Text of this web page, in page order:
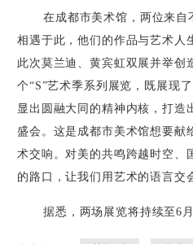
在成都市美术馆，两位来自
相遇于此，他们的作品与艺术人
此次莫兰迪、黄宾虹双展并举创
个“S”艺术季系列展览，既展现
显出圆融大同的精神内核，打造
盛会。这是成都市美术馆想要献
术交响。对美的共鸣跨越时空、
的路口，让我们用艺术的语言交
据悉，两场展览将持续至6月